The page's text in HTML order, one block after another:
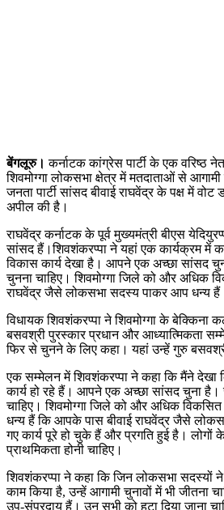
बेंगलूरु। कर्नाटक कांग्रेस पार्टी के एक वरिष्ठ
शिवमोग्गा लोकसभा क्षेत्र में मतदाताओं से
जनता पार्टी सांसद बीवाई राघवेंद्र के पक्ष में
अपील की है।
राघवेंद्र कर्नाटक के पूर्व मुख्यमंत्री बीएस
सांसद हैं।शिवशंकरप्पा ने यहां एक कार्यक्रम में
विकास कार्य देखा है। आपने एक अच्छा सांसद
चुनना चाहिए। शिवमोग्गा जिले को और अधिक
राघवेंद्र जैसे लोकसभा सदस्य पाकर आप धन्य
विधायक शिवशंकरप्पा ने शिवमोग्गा के बेक्किना
बसवश्री पुरस्कार प्रधान और आध्यात्मिकता
फिर से चुनने के लिए कहा। यहां उन्हें गुरु
एक सम्मेलन में शिवशंकरप्पा ने कहा कि मैंने देखा
कार्य हो रहे हैं। आपने एक अच्छा सांसद चुना
चाहिए। शिवमोग्गा जिले को और अधिक
धन्य हैं कि आपके पास बीवाई राघवेंद्र जैसे
गए कार्य पूरे हो चुके हैं और प्रगति हुई है। लोगों
प्राथमिकता होनी चाहिए।
शिवशंकरप्पा ने कहा कि जिन लोकसभा सदस्यों
काम किया है, उन्हें आगामी चुनावों में भी जीतना
उप-संप्रदाय हैं। उन सभी को हटा दिया जाना